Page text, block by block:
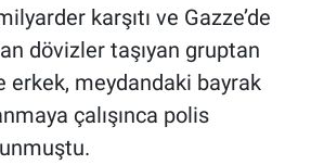
karşıtı ve Gazze’de
dövizler taşıyan gruptan
erkek, meydandaki bayrak
çalışınca polis